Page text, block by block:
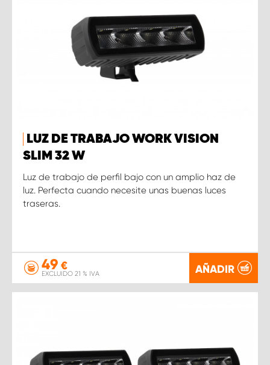
LUZ DE TRABAJO WORK VISION
SLIM 32 W
Luz de trabajo de perfil bajo con un amplio haz de
luz. Perfecta cuando necesite unas buenas luces
traseras.
49 €
EXCLUIDO 21 % IVA AÑADIR